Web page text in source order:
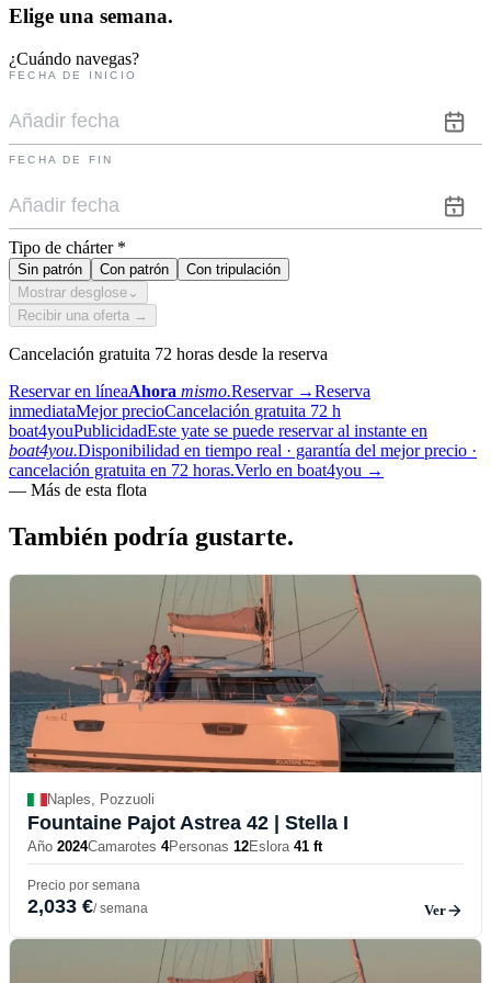
Elige una semana.
¿Cuándo navegas?
FECHA DE INICIO
FECHA DE FIN
Tipo de chárter *
Sin patrón Con patrón
Con tripulación
Mostrar desglose ⌄
Recibir una oferta →
Cancelación gratuita 72 horas desde la reserva
Reservar en líneaAhora mismo.Reservar →Reserva
inmediataMejor precioCancelación gratuita 72 h
boat4youPublicidadEste yate se puede reservar al instante en
boat4you.Disponibilidad en tiempo real · garantía del mejor precio ·
cancelación gratuita en 72 horas.Verlo en boat4you →
— Más de esta flota
También podría gustarte.
Naples, Pozzuoli
Fountaine Pajot Astrea 42 | Stella I
Año 2024Camarotes 4Personas 12Eslora 41 ft
Precio por semana
2,033 €/ semana Ver